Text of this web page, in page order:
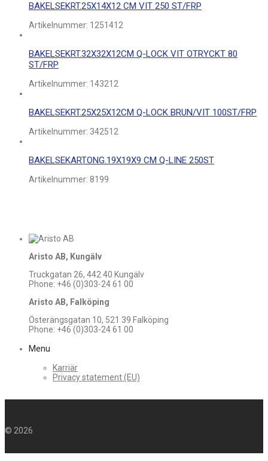
BAKELSEKRT.25X14X12 CM VIT 250 ST/FRP
Artikelnummer: 1251412
BAKELSEKRT.32X32X12CM Q-LOCK VIT OTRYCKT 80
ST/FRP
Artikelnummer: 143212
BAKELSEKRT.25X25X12CM Q-LOCK BRUN/VIT 100ST/FRP
Artikelnummer: 342512
BAKELSEKARTONG.19X19X9 CM Q-LINE 250ST
Artikelnummer: 8199
Aristo AB, Kungälv
Truckgatan 26, 442 40 Kungälv
Phone: +46 (0)303-24 61 00
Aristo AB, Falköping
Österängsgatan 10, 521 39 Falköping
Phone: +46 (0)303-24 61 00
Menu
Karriär
Privacy statement (EU)
© 2026